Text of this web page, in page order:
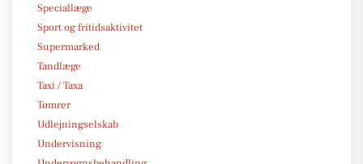
Speciallæge
Sport og fritidsaktivitet
Supermarked
Tandlæge
Taxi / Taxa
Tømrer
Udlejningselskab
Undervisning